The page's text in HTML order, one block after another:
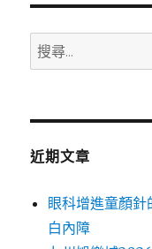
搜
尋
鍵
近期文章
眼科增進童顏
白內障